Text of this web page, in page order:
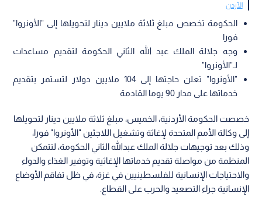
الأردن
الحكومة تخصص مبلغ ثلاثة ملايين دينار لتحويلها إلى "الأونروا"
فورا
وجه جلالة الملك عبد الله الثاني الحكومة لتقديم مساعدات
لـ"الأونروا"
"الأونروا" تعلن حاجتها إلى 104 ملايين دولار لتستمر بتقديم
خدماتها على مدار 90 يوما القادمة
خصصت الحكومة الأردنية، الخميس، مبلغ ثلاثة ملايين دينار لتحويلها
إلى وكالة الأمم المتحدة لإغاثة وتشغيل اللاجئين "الأونروا" فورا،
وذلك بعد توجيهات جلالة الملك عبدالله الثاني الحكومة، لتتمكن
المنظمة من مواصلة تقديم خدماتها الإغاثية وتوفير الغذاء والدواء
والاحتياجات الإنسانية للفلسطينيين في غزة، في ظل تفاقم الأوضاع
الإنسانية جراء التصعيد والحرب على القطاع.